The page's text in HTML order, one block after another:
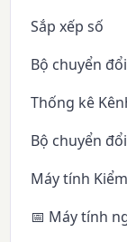
Sắp xếp số
Bộ chuyển
Thống kê
Bộ chuyển
Máy tính
📅 Máy tính